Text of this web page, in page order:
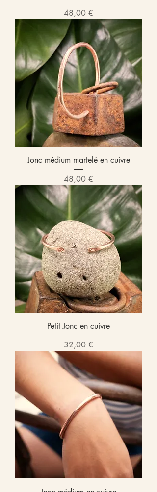
Prix
48,00 €
Jonc médium martelé en cuivre
Prix
48,00 €
Petit Jonc en cuivre
Prix
32,00 €